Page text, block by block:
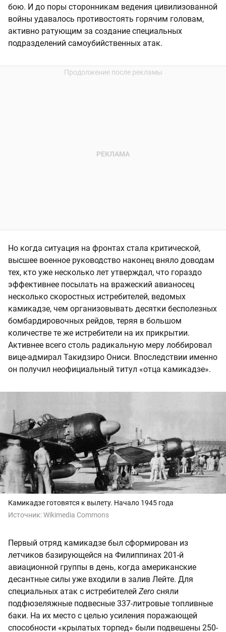
бою. И до поры сторонникам ведения цивилизованной
войны удавалось противостоять горячим головам,
активно ратующим за создание специальных
подразделений самоубийственных атак.
Но когда ситуация на фронтах стала критической,
высшее военное руководство наконец вняло доводам
тех, кто уже несколько лет утверждал, что гораздо
эффективнее посылать на вражеский авианосец
несколько скоростных истребителей, ведомых
камикадзе, чем организовывать десятки бесполезных
бомбардировочных рейдов, теряя в большом
количестве те же истребители на их прикрытии.
Активнее всего столь радикальную меру лоббировал
вице-адмирал Такидзиро Ониси. Впоследствии именно
он получил неофициальный титул «отца камикадзе».
Камикадзе готовятся к вылету. Начало 1945 года
Источник:Wikimedia Commons
Первый отряд камикадзе был сформирован из
летчиков базирующейся на Филиппинах 201-й
авиационной группы в день, когда американские
десантные силы уже входили в залив Лейте. Для
специальных атак с истребителей Zero сняли
подфюзеляжные подвесные 337-литровые топливные
баки. На их место с целью усиления поражающей
способности «крылатых торпед» были подвешены 250-